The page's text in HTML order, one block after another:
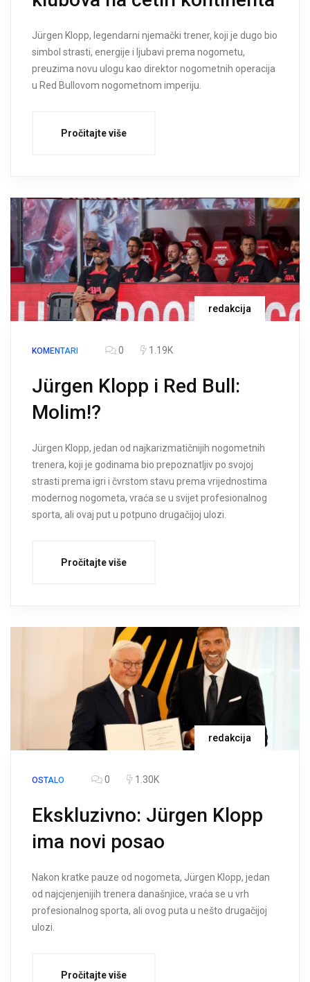
Jürgen Klopp, legendarni njemački trener, koji je dugo bio
simbol strasti, energije i ljubavi prema nogometu,
preuzima novu ulogu kao direktor nogometnih operacija
u Red Bullovom nogometnom imperiju.
Pročitajte više
redakcija
KOMENTARI 0 1.19K
Jürgen Klopp i Red Bull:
Molim!?
Jürgen Klopp, jedan od najkarizmatičnijih nogometnih
trenera, koji je godinama bio prepoznatljiv po svojoj
strasti prema igri i čvrstom stavu prema vrijednostima
modernog nogometa, vraća se u svijet profesionalnog
sporta, ali ovaj put u potpuno drugačijoj ulozi.
Pročitajte više
redakcija
OSTALO 0 1.30K
Ekskluzivno: Jürgen Klopp
ima novi posao
Nakon kratke pauze od nogometa, Jürgen Klopp, jedan
od najcjenjenijih trenera današnjice, vraća se u vrh
profesionalnog sporta, ali ovog puta u nešto drugačijoj
ulozi.
Pročitajte više